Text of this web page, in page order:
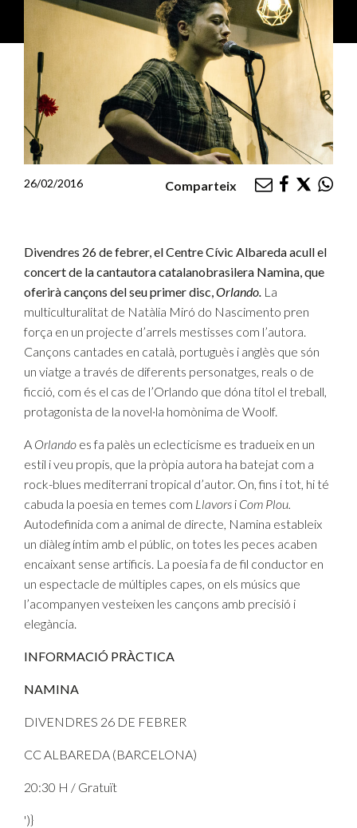
26/02/2016 Comparteix
Divendres 26 de febrer, el Centre Cívic Albareda acull el
concert de la cantautora catalanobrasilera Namina, que
oferirà cançons del seu primer disc, Orlando. La
multiculturalitat de Natàlia Miró do Nascimento pren
força en un projecte d’arrels mestisses com l’autora.
Cançons cantades en català, portuguès i anglès que són
un viatge a través de diferents personatges, reals o de
ficció, com és el cas de l’Orlando que dóna títol el treball,
protagonista de la novel·la homònima de Woolf.
A Orlando es fa palès un eclecticisme es tradueix en un
estil i veu propis, que la pròpia autora ha batejat com a
rock-blues mediterrani tropical d’autor. On, fins i tot, hi té
cabuda la poesia en temes com Llavors i Com Plou.
Autodefinida com a animal de directe, Namina estableix
un diàleg íntim amb el públic, on totes les peces acaben
encaixant sense artificis. La poesia fa de fil conductor en
un espectacle de múltiples capes, on els músics que
l’acompanyen vesteixen les cançons amb precisió i
elegància.
INFORMACIÓ PRÀCTICA
NAMINA
DIVENDRES 26 DE FEBRER
CC ALBAREDA (BARCELONA)
20:30 H / Gratuït
')}